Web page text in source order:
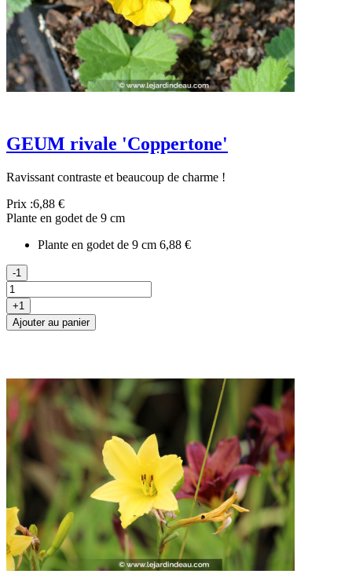
GEUM rivale 'Coppertone'
Ravissant contraste et beaucoup de charme !
Prix :6,88 €
Plante en godet de 9 cm
Plante en godet de 9 cm 6,88 €
-1
+1
Ajouter au panier